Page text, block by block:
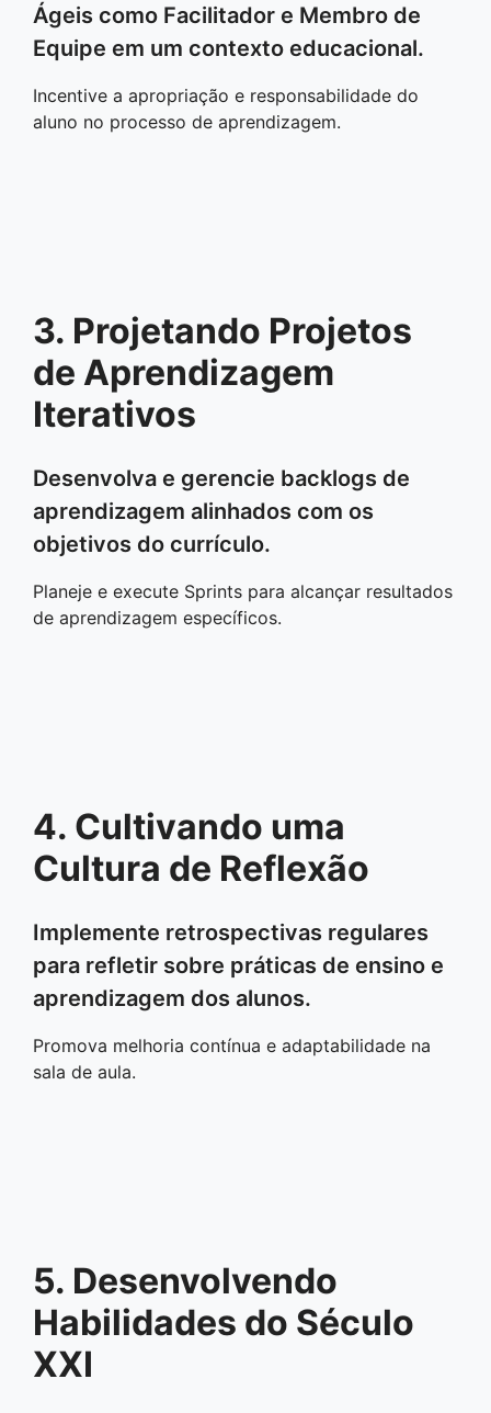
Ágeis como Facilitador e Membro de
Equipe em um contexto educacional.
Incentive a apropriação e responsabilidade do
aluno no processo de aprendizagem.
3. Projetando Projetos
de Aprendizagem
Iterativos
Desenvolva e gerencie backlogs de
aprendizagem alinhados com os
objetivos do currículo.
Planeje e execute Sprints para alcançar resultados
de aprendizagem específicos.
4. Cultivando uma
Cultura de Reflexão
Implemente retrospectivas regulares
para refletir sobre práticas de ensino e
aprendizagem dos alunos.
Promova melhoria contínua e adaptabilidade na
sala de aula.
5. Desenvolvendo
Habilidades do Século
XXI